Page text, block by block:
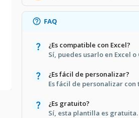
FAQ
¿Es compatible con Excel?
Sí, puedes usarlo en Excel
¿Es fácil de personalizar?
Es fácil de personalizar con
¿Es gratuito?
Sí, esta plantilla es gratuita.